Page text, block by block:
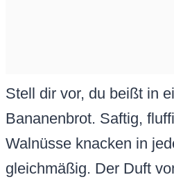
Stell dir vor, du beißt in
Bananenbrot. Saftig,
Walnüsse knacken in
gleichmäßig. Der Duft